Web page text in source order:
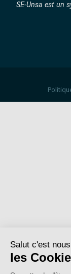
SE-Unsa est un